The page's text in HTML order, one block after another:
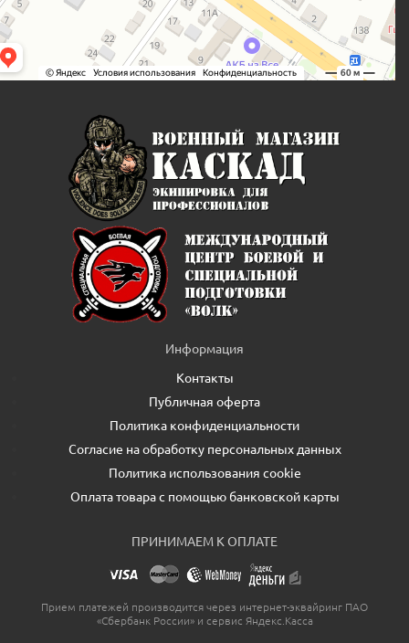
Информация
Контакты
Публичная оферта
Политика конфиденциальности
Согласие на обработку персональных данных
Политика использования cookie
Оплата товара с помощью банковской карты
ПРИНИМАЕМ К ОПЛАТЕ
Прием платежей производится через интернет-эквайринг ПАО
«Сбербанк России» и сервис Яндекс.Касса